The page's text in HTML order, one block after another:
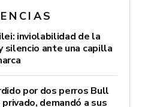
inviolabilidad de la
silencio ante una capilla
por dos perros Bull
demandó a sus